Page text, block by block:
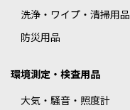
洗浄・ワイプ・清掃用品
防災用品
環境測定・検査用品
大気・騒音・照度計